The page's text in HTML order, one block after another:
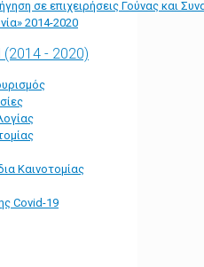
σε επιχειρήσεις Γούνας και
2014-2020
- 2020)
Καινοτομίας
Covid-19